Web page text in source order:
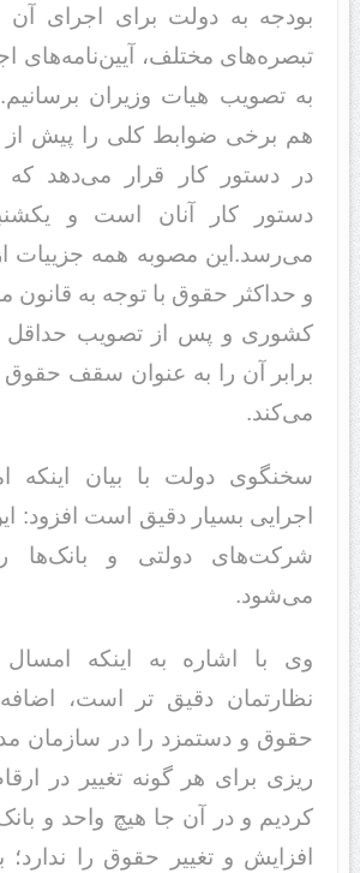
بودجه به دولت برای اجرای آن
تبصره‌های مختلف، آیین‌نامه‌های
به تصویب هیات وزیران
هم برخی ضوابط کلی را پیش از
در دستور کار قرار می‌دهد که
دستور کار آنان است و
می‌رسد.این مصوبه همه جزییات
و حداکثر حقوق با توجه به
کشوری و پس از تصویب
برابر آن را به عنوان سقف حقوق
می‌کند.
سخنگوی دولت با بیان اینکه
اجرایی بسیار دقیق است افزود:
شرکت‌های دولتی و بانک‌ها
می‌شود.
وی با اشاره به اینکه
نظارتمان دقیق تر است،
حقوق و دستمزد را در سازمان
ریزی برای هر گونه تغییر در
کردیم و در آن جا هیچ واحد و
افزایش و تغییر حقوق را ندارد؛